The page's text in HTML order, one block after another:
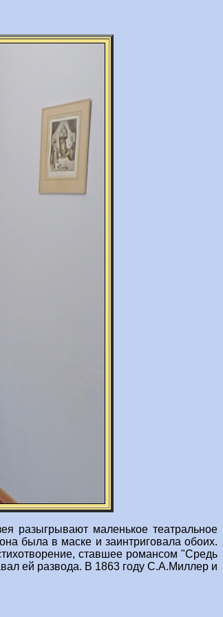
разыгрывают маленькое театральное
была в маске и заинтриговала обоих.
ставшее романсом "Средь
ей развода. В 1863 году С.А.Миллер и